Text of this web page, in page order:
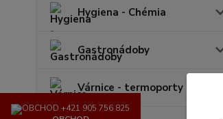
Hygiena - Chémia
Gastronádoby
Várnice - termoporty